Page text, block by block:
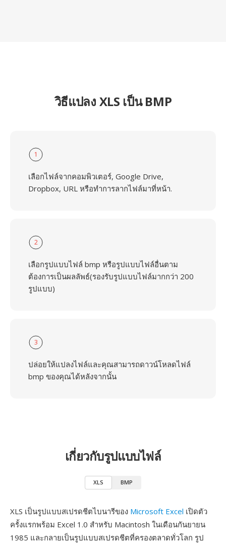
วิธีแปลง XLS เป็น BMP
1
เลือกไฟล์จากคอมพิวเตอร์, Google Drive,
Dropbox, URL หรือทำการลากไฟล์มาที่หน้า.
2
เลือกรูปแบบไฟล์ bmp หรือรูปแบบไฟล์อื่นตาม
ต้องการเป็นผลลัพธ์(รองรับรูปแบบไฟล์มากกว่า 200
รูปแบบ)
3
ปล่อยให้แปลงไฟล์และคุณสามารถดาวน์โหลดไฟล์
bmp ของคุณได้หลังจากนั้น
เกี่ยวกับรูปแบบไฟล์
XLS BMP
XLS เป็นรูปแบบสเปรดชีตไบนารีของ Microsoft Excel เปิดตัว
ครั้งแรกพร้อม Excel 1.0 สำหรับ Macintosh ในเดือนกันยายน
1985 และกลายเป็นรูปแบบสเปรดชีตที่ครองตลาดทั่วโลก รูป